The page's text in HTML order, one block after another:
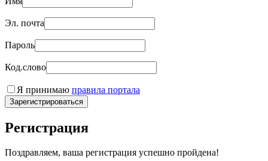
Эл. почта
Пароль
Код.слово
Я принимаю правила портала
Зарегистрироваться
Регистрация
Поздравляем, ваша регистрация успешно пройдена!